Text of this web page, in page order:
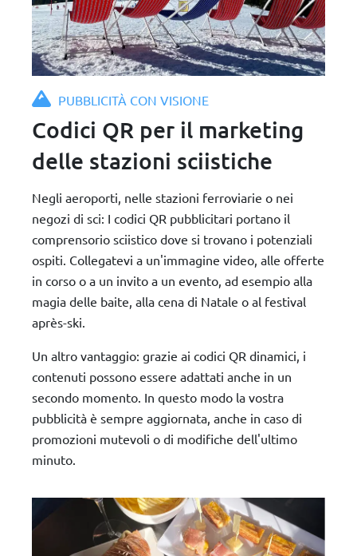
PUBBLICITÀ CON VISIONE
Codici QR per il marketing
delle stazioni sciistiche
Negli aeroporti, nelle stazioni ferroviarie o nei
negozi di sci: I codici QR pubblicitari portano il
comprensorio sciistico dove si trovano i potenziali
ospiti. Collegatevi a un'immagine video, alle offerte
in corso o a un invito a un evento, ad esempio alla
magia delle baite, alla cena di Natale o al festival
après-ski.
Un altro vantaggio: grazie ai codici QR dinamici, i
contenuti possono essere adattati anche in un
secondo momento. In questo modo la vostra
pubblicità è sempre aggiornata, anche in caso di
promozioni mutevoli o di modifiche dell'ultimo
minuto.